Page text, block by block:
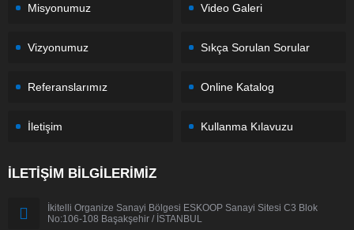
Misyonumuz Video Galeri
Vizyonumuz Sıkça Sorulan Sorular
Referanslarımız Online Katalog
İletişim Kullanma Kılavuzu
İLETİŞİM BİLGİLERİMİZ
İkitelli Organize Sanayi Bölgesi ESKOOP Sanayi Sitesi C3 Blok
No:106-108 Başakşehir / İSTANBUL